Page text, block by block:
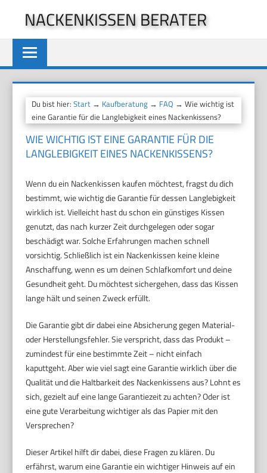
springen
NACKENKISSEN BERATER
Du bist hier:Start → Kaufberatung → FAQ → Wie wichtig ist
eine Garantie für die Langlebigkeit eines Nackenkissens?
WIE WICHTIG IST EINE GARANTIE FÜR DIE
LANGLEBIGKEIT EINES NACKENKISSENS?
Wenn du ein Nackenkissen kaufen möchtest, fragst du dich
bestimmt, wie wichtig die Garantie für dessen Langlebigkeit
wirklich ist. Vielleicht hast du schon ein günstiges Kissen
genutzt, das nach kurzer Zeit durchgelegen oder sogar
beschädigt war. Solche Erfahrungen machen schnell
vorsichtig. Schließlich ist ein Nackenkissen keine kleine
Anschaffung, wenn es um deinen Schlafkomfort und deine
Gesundheit geht. Du möchtest sichergehen, dass das Kissen
lange hält und seinen Zweck erfüllt.
Die Garantie gibt dir dabei eine Absicherung gegen Material-
oder Herstellungsfehler. Sie verspricht, dass das Produkt –
zumindest für eine bestimmte Zeit – nicht einfach
kaputtgeht. Aber wie viel sagt eine Garantie wirklich über die
Qualität und die Haltbarkeit des Nackenkissens aus? Lohnt es
sich, gezielt auf eine lange Garantiezeit zu achten? Oder ist
eine gute Verarbeitung wichtiger als das Papier mit den
Versprechen?
Dieser Artikel hilft dir dabei, diese Fragen zu klären. Du
erfährst, warum eine Garantie ein wichtiger Hinweis auf ein